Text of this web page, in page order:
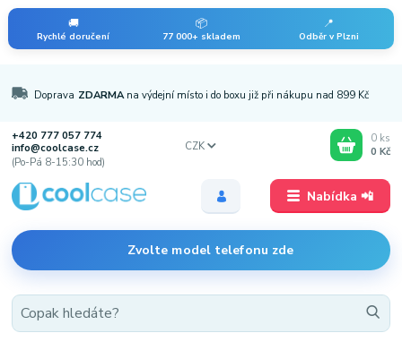
🚚
Rychlé doručení
📦
77 000+ skladem
📍
Odběr v Plzni
Nabídka 📲
Doprava ZDARMA na výdejní místo i do boxu již při nákupu nad 899 Kč
+420 777 057 774
info@coolcase.cz
(Po-Pá 8-15:30 hod)
Zvolte model telefonu zde
CZK
0 ks
0 Kč